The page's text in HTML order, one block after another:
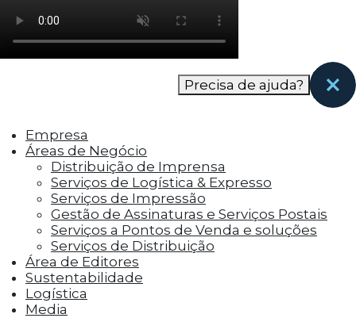
como os visitantes interagem com o site. Esses
cookies ajudam a fornecer informações sobre
as métricas do número de visitantes, taxa de
rejeição, origem do tráfego, etc.
funcionalidades, como compartilhar o
conteúdo do site em plataformas de social
media, coletar feedbacks e outros recursos de
terceiros.
Cookies Marketing
Os cookies de marketing são usados para
entregar aos visitantes anúncios
personalizados com base nas páginas que eles
visitaram antes e analisar a eficácia da
campanha publicitária.
Precisa de ajuda?
Empresa
Áreas de Negócio
Distribuição de Imprensa
Serviços de Logística & Expresso
Serviços de Impressão
Gestão de Assinaturas e Serviços Postais
Serviços a Pontos de Venda e soluções
Serviços de Distribuição
Área de Editores
Sustentabilidade
Logística
Media